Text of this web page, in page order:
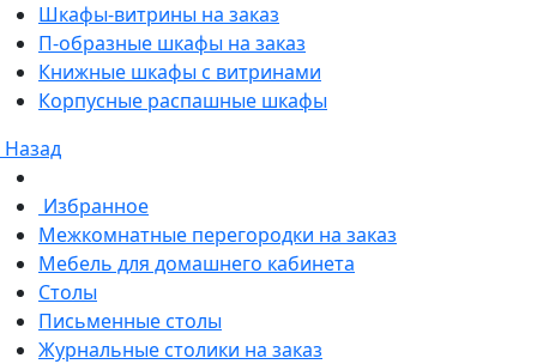
Шкафы-витрины на заказ
П-образные шкафы на заказ
Книжные шкафы с витринами
Корпусные распашные шкафы
Назад
Избранное
Межкомнатные перегородки на заказ
Мебель для домашнего кабинета
Столы
Письменные столы
Журнальные столики на заказ